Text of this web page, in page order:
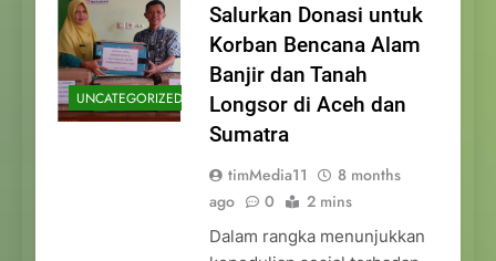
UNCATEGORIZED
Salurkan Donasi untuk
Korban Bencana Alam
Banjir dan Tanah
Longsor di Aceh dan
Sumatra
timMedia11
8 months
ago
0 2 mins
Dalam rangka menunjukkan